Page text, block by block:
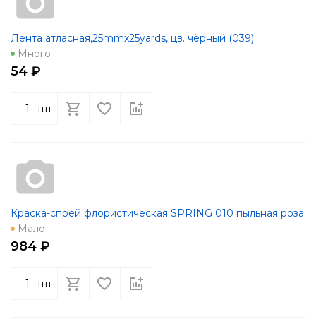
Лента атласная,25mmx25yards, цв. чёрный (039)
Много
54 ₽
шт
Краска-спрей флористическая SPRING 010 пыльная роза
Мало
984 ₽
шт